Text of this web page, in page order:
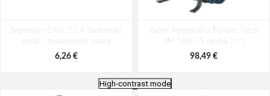
Bagmaster EASY 22 A študentský
penál - tmavomodrý modrý
6,26 €
Batoh Aeronautica Militare Patch
AM-580-05 modrá 22 L
98,49 €
High-contrast mode